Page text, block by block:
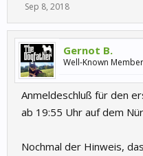
Sep 8, 2018
Gernot B.
Well-Known Member
Anmeldeschluß für den
ab 19:55 Uhr auf dem
Nochmal der Hinweis,